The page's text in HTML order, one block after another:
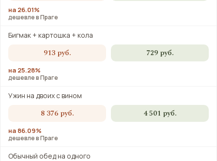
на 26.01%
дешевле в Праге
Бигмак + картошка + кола
913 руб. 729 руб.
на 25.28%
дешевле в Праге
Ужин на двоих с вином
8 376 руб. 4 501 руб.
на 86.09%
дешевле в Праге
Обычный обед на одного